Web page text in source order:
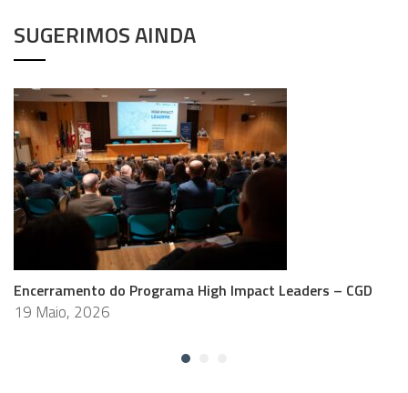
SUGERIMOS AINDA
Encerramento do Programa High Impact Leaders – CGD
19 Maio, 2026